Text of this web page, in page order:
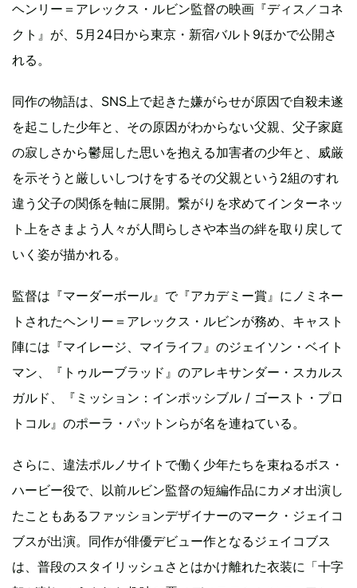
ヘンリー＝アレックス・ルビン監督の映画『ディス／コネ
クト』が、5月24日から東京・新宿バルト9ほかで公開さ
れる。
同作の物語は、SNS上で起きた嫌がらせが原因で自殺未遂
を起こした少年と、その原因がわからない父親、父子家庭
の寂しさから鬱屈した思いを抱える加害者の少年と、威厳
を示そうと厳しいしつけをするその父親という2組のすれ
違う父子の関係を軸に展開。繋がりを求めてインターネッ
ト上をさまよう人々が人間らしさや本当の絆を取り戻して
いく姿が描かれる。
監督は『マーダーボール』で『アカデミー賞』にノミネー
トされたヘンリー＝アレックス・ルビンが務め、キャスト
陣には『マイレージ、マイライフ』のジェイソン・ベイト
マン、『トゥルーブラッド』のアレキサンダー・スカルス
ガルド、『ミッション：インポッシブル / ゴースト・プロ
トコル』のポーラ・パットンらが名を連ねている。
さらに、違法ポルノサイトで働く少年たちを束ねるボス・
ハービー役で、以前ルビン監督の短編作品にカメオ出演し
たこともあるファッションデザイナーのマーク・ジェイコ
ブスが出演。同作が俳優デビュー作となるジェイコブス
は、普段のスタイリッシュさとはかけ離れた衣装に「十字